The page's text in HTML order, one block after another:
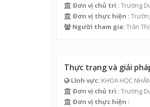
Đơn vị chủ trì : Trường
Đơn vị thực hiện :
Người tham gia: Trần
Thực trạng và giải
Lĩnh vực: KHOA HỌC
Đơn vị chủ trì : Trường
Đơn vị thực hiện :